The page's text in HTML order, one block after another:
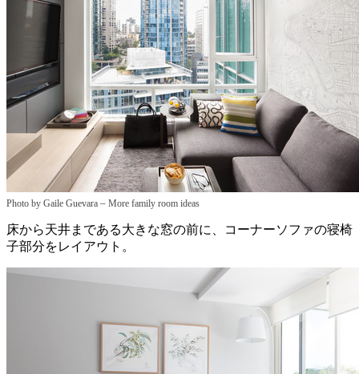
Photo by Gaile Guevara – More family room ideas
床から天井まである大きな窓の前に、コーナーソファの寝椅
子部分をレイアウト。